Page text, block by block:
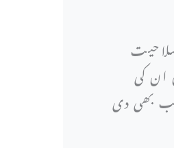
کی
بھی دی